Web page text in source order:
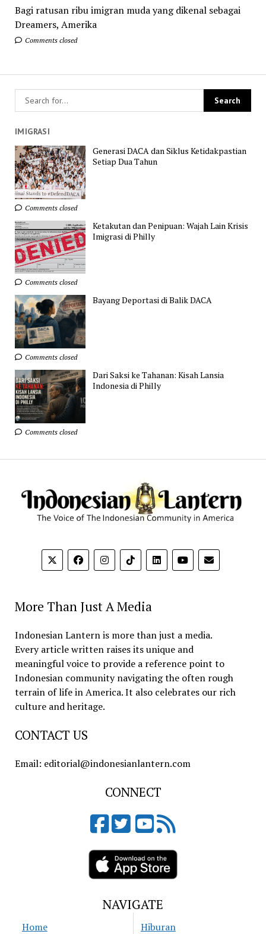
Bagi ratusan ribu imigran muda yang dikenal sebagai
Dreamers, Amerika
Comments closed
IMIGRASI
Generasi DACA dan Siklus Ketidakpastian
Setiap Dua Tahun
Comments closed
Ketakutan dan Penipuan: Wajah Lain Krisis
Imigrasi di Philly
Comments closed
Bayang Deportasi di Balik DACA
Comments closed
Dari Saksi ke Tahanan: Kisah Lansia
Indonesia di Philly
Comments closed
More Than Just A Media
Indonesian Lantern is more than just a media.
Every article written raises its unique and
meaningful voice to provide a reference point to
Indonesian community navigating the often rough
terrain of life in America. It also celebrates our rich
culture and heritage.
CONTACT US
Email: editorial@indonesianlantern.com
CONNECT
NAVIGATE
Home Hiburan